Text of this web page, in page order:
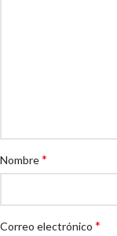
Nombre*
Correo electrónico *